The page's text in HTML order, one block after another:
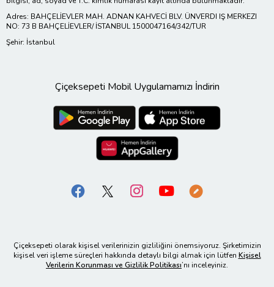
Adres: BAHÇELİEVLER MAH. ADNAN KAHVECİ BLV. ÜNVERDI IŞ MERKEZI
NO: 73 B BAHÇELİEVLER/ İSTANBUL 1500047164/342/TUR
Şehir: İstanbul
Çiçeksepeti Mobil Uygulamamızı İndirin
Çiçeksepeti olarak kişisel verilerinizin gizliliğini önemsiyoruz. Şirketimizin
kişisel veri işleme süreçleri hakkında detaylı bilgi almak için lütfen Kişisel
Verilerin Korunması ve Gizlilik Politikası’nı inceleyiniz.